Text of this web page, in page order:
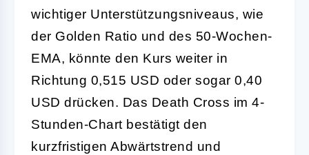
wichtiger Unterstützungsniveaus, wie
der Golden Ratio und des 50-Wochen-
EMA, könnte den Kurs weiter in
Richtung 0,515 USD oder sogar 0,40
USD drücken. Das Death Cross im 4-
Stunden-Chart bestätigt den
kurzfristigen Abwärtstrend und